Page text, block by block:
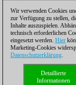
inzwischen in vier
Datenschutzhinweis|
Wir verwenden Cookies
zur Verfügung zu stellen,
Inhalte auszuspielen.
technisch erforderlichen
eingesetzt werden. Hier
Marketing-Cookies
Datenschutzerklärung.
Detaillierte
Informationen